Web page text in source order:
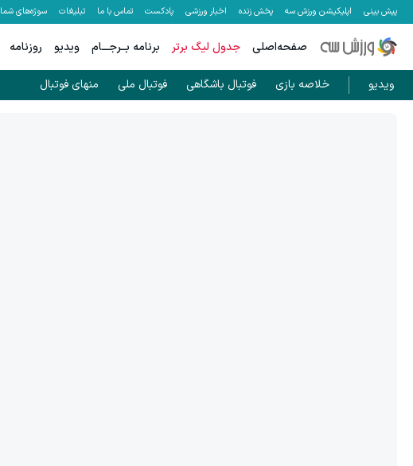
پیش بینی اپلیکیشن ورزش سه پخش زنده اخبار ورزشی پادکست تماس با ما تبلیغات سوژه‌های شما
صفحه‌اصلی جدول لیگ برتر برنامه بــرجـــام ویدیو روزنامه
ویدیو خلاصه بازی فوتبال باشگاهی فوتبال ملی منهای فوتبال